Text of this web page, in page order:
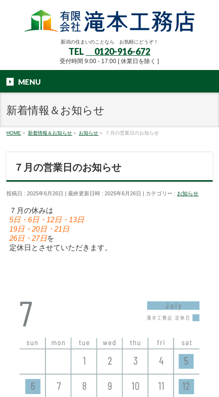
新潟の住まいのことなら お気軽にどうぞ！
TEL 0120-916-672
受付時間 9:00 - 17:00 [ 休業日を除く ]
MENU
新着情報＆お知らせ
HOME » 新着情報＆お知らせ » お知らせ » ７月の営業日のお知らせ
７月の営業日のお知らせ
投稿日 : 2025年6月26日 最終更新日時 : 2025年6月26日 カテゴリー : お知らせ
７月の休みは
5日・6日・12日・13日
19日・20日・21日
26日・27日を
定休日とさせていただきます。